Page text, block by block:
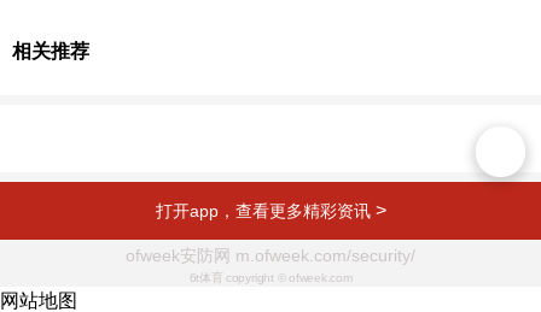
相关推荐
打开app，查看更多精彩资讯 >
ofweek安防网 m.ofweek.com/security/
6t体育 copyright © ofweek.com
网站地图